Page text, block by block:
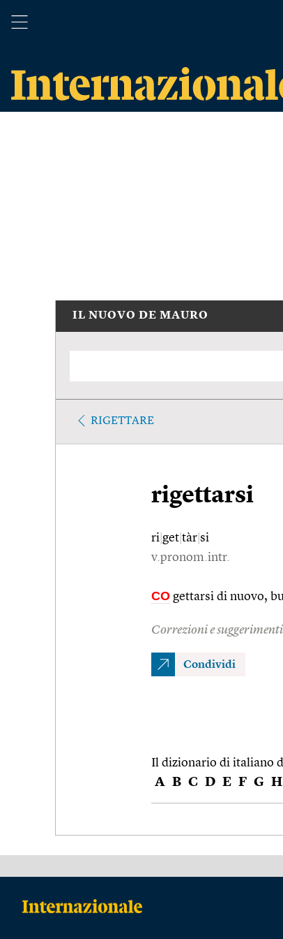
IL NUOVO DE MAURO
RIGETTARE
rigettarsi
ri get tàr si
v.pronom.intr.
CO gettarsi di nuovo,
Correzioni e suggerimenti
Condividi
Il dizionario di italiano
A B C D E F G H